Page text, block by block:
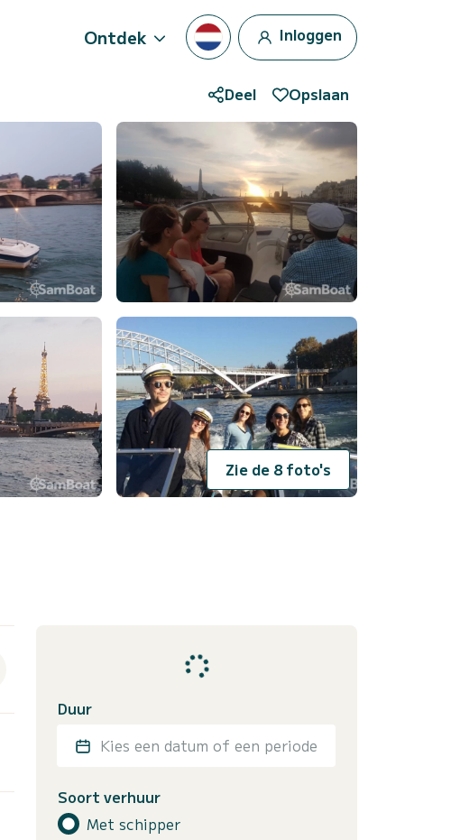
Ontdek Inloggen
Deel Opslaan
Zie de 8 foto's
Duur
Kies een datum of een periode
Soort verhuur
Met schipper